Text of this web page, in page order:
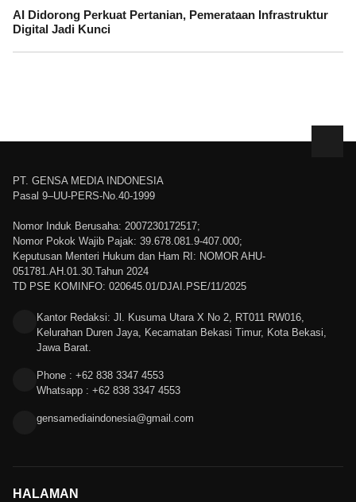
AI Didorong Perkuat Pertanian, Pemerataan Infrastruktur
Digital Jadi Kunci
PT. GENSA MEDIA INDONESIA
Pasal 9–UU-PERS-No.40-1999
Nomor Induk Berusaha: 2007230172517;
Nomor Pokok Wajib Pajak: 39.678.081.9-407.000;
Keputusan Menteri Hukum dan Ham RI: NOMOR AHU-
051781.AH.01.30.Tahun 2024
TD PSE KOMINFO: 020645.01/DJAI.PSE/11/2025
Kantor Redaksi: Jl. Kusuma Utara X No 2, RT011 RW016,
Kelurahan Duren Jaya, Kecamatan Bekasi Timur, Kota Bekasi,
Jawa Barat.
Phone : +62 838 3347 4553
Whatsapp : +62 838 3347 4553
gensamediaindonesia@gmail.com
HALAMAN